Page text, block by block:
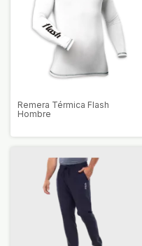
Remera Térmica Flash
Hombre